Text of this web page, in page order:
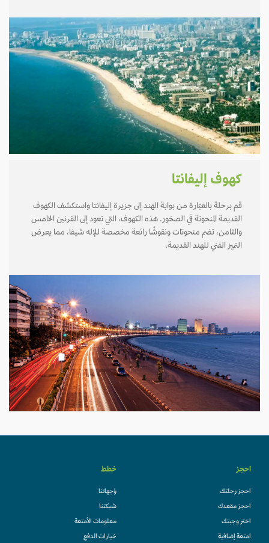
كهوف إليفانتا
قم برحلة بالعبّارة من بوابة الهند إلى جزيرة إليفانتا واستكشف الكهوف
القديمة المنحوتة في الصخور. هذه الكهوف، التي تعود إلى القرنين الخامس
والثامن، تضم منحوتات ونقوشًا رائعة مخصصة للإله شيفا، مما يعرض
التميز الفني للهند القديمة.
احجز
احجز رحلتك
احجز مقعدك
اختر وجبتك
امتعة إضافية
خطط
وُجهاتنا
شبكتنا
معلومات الأمتعة
خيارات الدفع